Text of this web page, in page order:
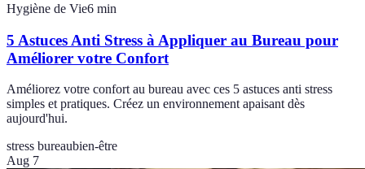
Hygiène de Vie6 min
5 Astuces Anti Stress à Appliquer au Bureau pour
Améliorer votre Confort
Améliorez votre confort au bureau avec ces 5 astuces anti stress
simples et pratiques. Créez un environnement apaisant dès
aujourd'hui.
stress bureaubien-être
Aug 7